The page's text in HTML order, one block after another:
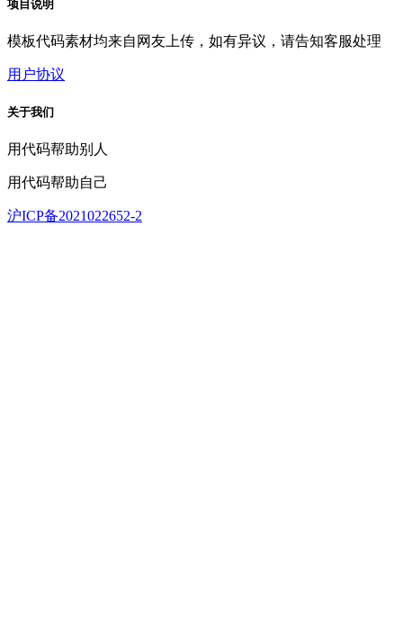
项目说明
模板代码素材均来自网友上传，如有异议，请告知客服处理
用户协议
关于我们
用代码帮助别人
用代码帮助自己
沪ICP备2021022652-2